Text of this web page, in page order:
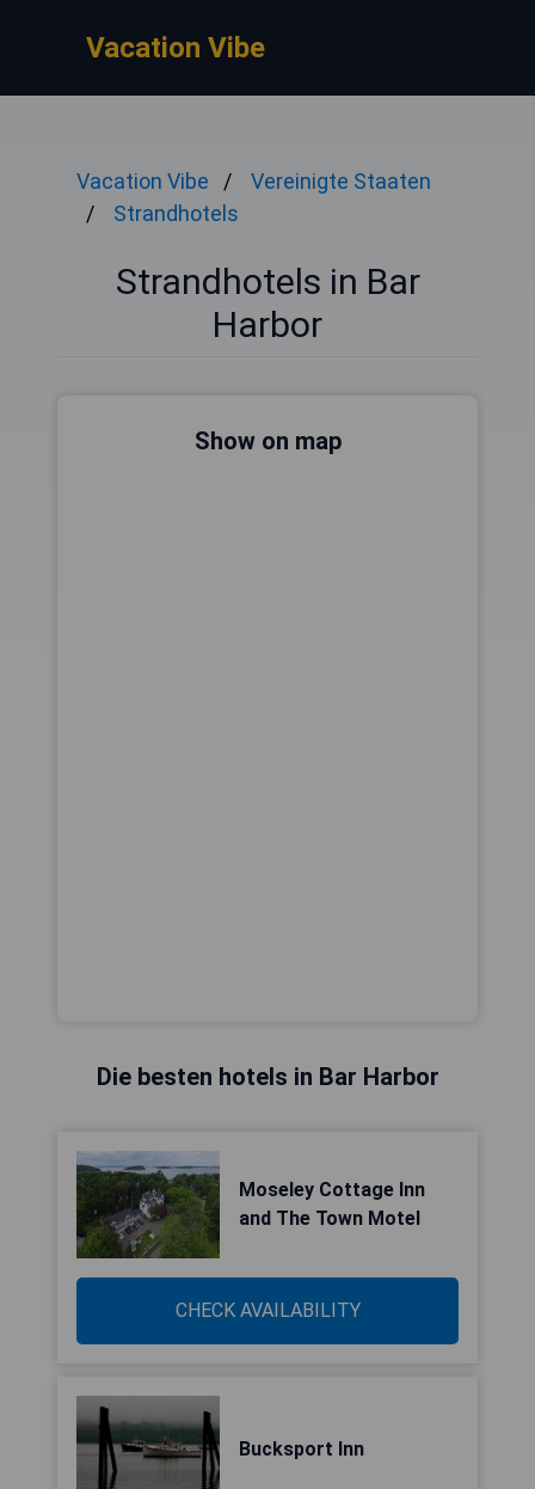
Vacation Vibe
Vacation Vibe
Vereinigte Staaten
Strandhotels
Strandhotels in Bar
Harbor
Show on map
Die besten hotels in Bar Harbor
Moseley Cottage Inn
and The Town Motel
CHECK AVAILABILITY
Bucksport Inn